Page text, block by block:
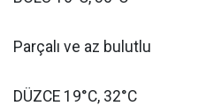
Parçalı ve az bulutlu
DÜZCE 19°C, 32°C